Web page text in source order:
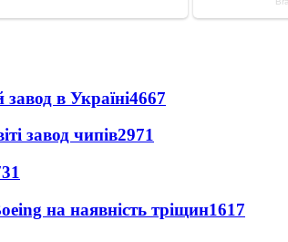
в Україні4667
завод чипів2971
на наявність тріщин1617